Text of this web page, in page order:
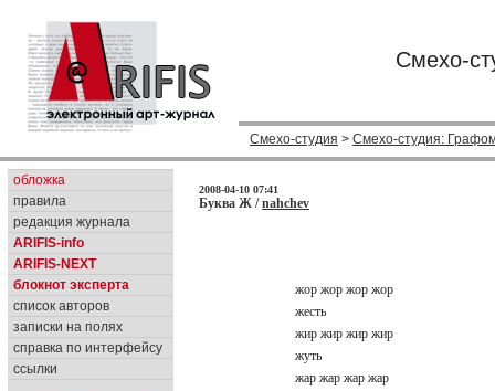
Смехо-
Смехо-студия > Смехо-студия:
обложка
правила
редакция журнала
ARIFIS-info
ARIFIS-NEXT
блокнот эксперта
список авторов
записки на полях
справка по интерфейсу
ссылки
2008-04-10 07:41
Буква Ж /nahchev
жор жор жор жор
жесть
жир жир жир жир
жуть
жар жар жар жар